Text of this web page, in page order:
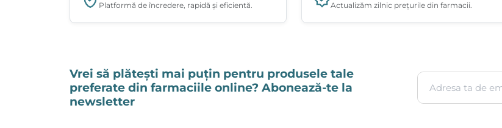
Platformă de încredere, rapidă și eficientă. Actualizăm zilnic prețurile din farmacii.
Vrei să plătești mai puțin pentru produsele tale
preferate din farmaciile online? Abonează-te la
newsletter
Adresa ta de email